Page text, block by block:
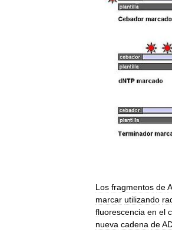
Los fragmentos de
marcar utilizando
fluorescencia en el
nueva cadena de